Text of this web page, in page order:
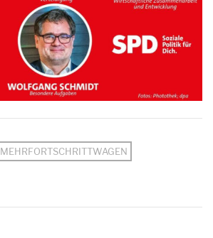
MEHRFORTSCHRITTWAGEN